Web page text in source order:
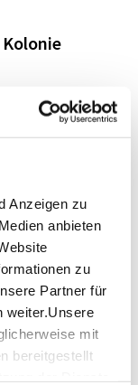
Anzeigen zu
anbieten
zu
Partner für
weiter.Unsere
mit
bereitgestellt
© SMG, Sarah Schmid
Hier
Außerhalb
aber